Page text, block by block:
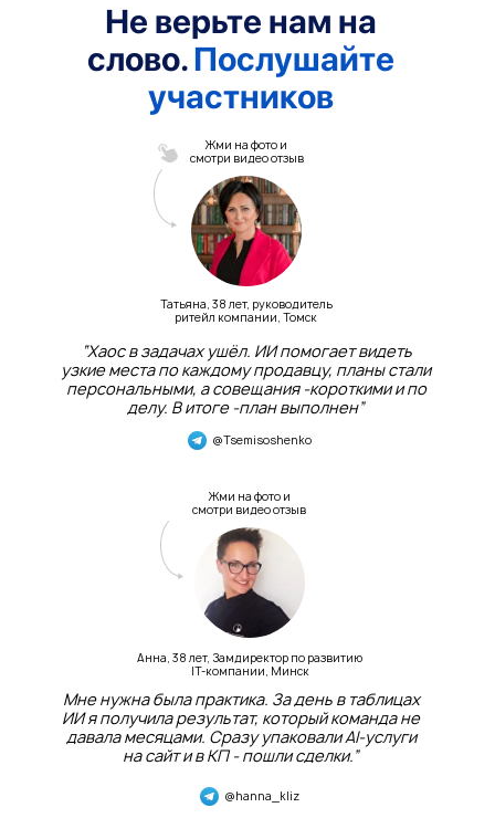
Не верьте нам на
слово.Послушайте
участников
“Хаос в задачах ушёл. ИИ помогает видеть
узкие места по каждому продавцу, планы стали
персональными, а совещания -короткими и по
делу. В итоге -план выполнен”
Татьяна, 38 лет, руководитель
ритейл компании, Томск
Жми на фото и
смотри видео отзыв
Мне нужна была практика. За день в таблицах
ИИ я получила результат, который команда не
давала месяцами. Сразу упаковали AI-услуги
на сайт и в КП - пошли сделки.”
Анна, 38 лет, Замдиректор по развитию
IT-компании, Минск
Жми на фото и
смотри видео отзыв
@hanna_kliz
@Tsemisoshenko